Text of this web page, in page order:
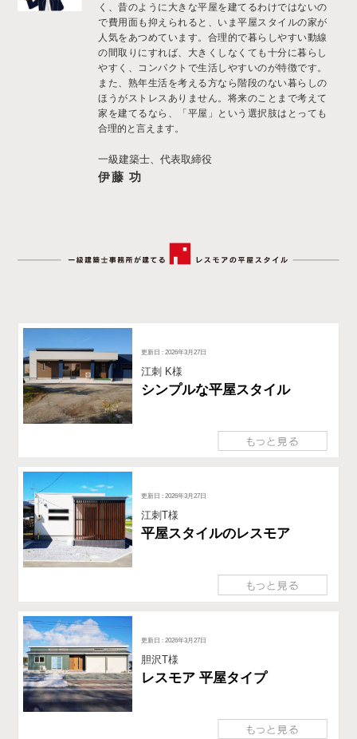
く、昔のように大きな平屋を建てるわけではないの
で費用面も抑えられると、いま平屋スタイルの家が
人気をあつめています。合理的で暮らしやすい動線
の間取りにすれば、大きくしなくても十分に暮らし
やすく、コンパクトで生活しやすいのが特徴です。
また、熟年生活を考える方なら階段のない暮らしの
ほうがストレスありません。将来のことまで考えて
家を建てるなら、「平屋」という選択肢はとっても
合理的と言えます。
一級建築士、代表取締役
伊藤 功
更新日 : 2026年3月27日
江刺 K様
シンプルな平屋スタイル
更新日 : 2026年3月27日
江刺T様
平屋スタイルのレスモア
更新日 : 2026年3月27日
胆沢T様
レスモア 平屋タイプ